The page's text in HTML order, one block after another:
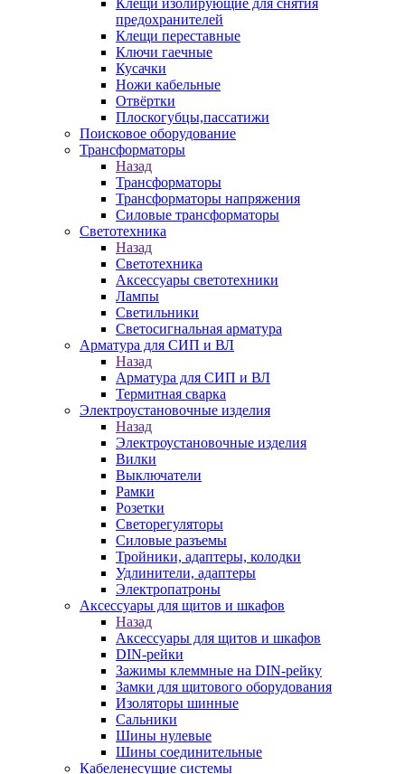
Клещи изолирующие для снятия
предохранителей
Клещи переставные
Ключи гаечные
Кусачки
Ножи кабельные
Отвёртки
Плоскогубцы,пассатижи
Поисковое оборудование
Трансформаторы
Назад
Трансформаторы
Трансформаторы напряжения
Силовые трансформаторы
Светотехника
Назад
Светотехника
Аксессуары светотехники
Лампы
Светильники
Светосигнальная арматура
Арматура для СИП и ВЛ
Назад
Арматура для СИП и ВЛ
Термитная сварка
Электроустановочные изделия
Назад
Электроустановочные изделия
Вилки
Выключатели
Рамки
Розетки
Светорегуляторы
Силовые разъемы
Тройники, адаптеры, колодки
Удлинители, адаптеры
Электропатроны
Аксессуары для щитов и шкафов
Назад
Аксессуары для щитов и шкафов
DIN-рейки
Зажимы клеммные на DIN-рейку
Замки для щитового оборудования
Изоляторы шинные
Сальники
Шины нулевые
Шины соединительные
Кабеленесущие системы